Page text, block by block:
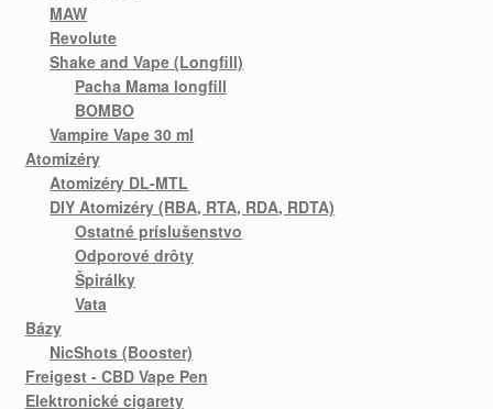
MAW
Revolute
Shake and Vape (Longfill)
Pacha Mama longfill
BOMBO
Vampire Vape 30 ml
Atomizéry
Atomizéry DL-MTL
DIY Atomizéry (RBA, RTA, RDA, RDTA)
Ostatné príslušenstvo
Odporové drôty
Špirálky
Vata
Bázy
NicShots (Booster)
Freigest - CBD Vape Pen
Elektronické cigarety